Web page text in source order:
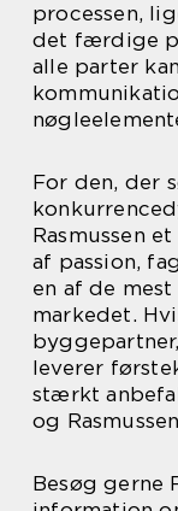
processen,
det færdige
alle parter
For den, der
Rasmussen
af passion,
en af de
markedet.
leverer
stærkt
og
Besøg gerne